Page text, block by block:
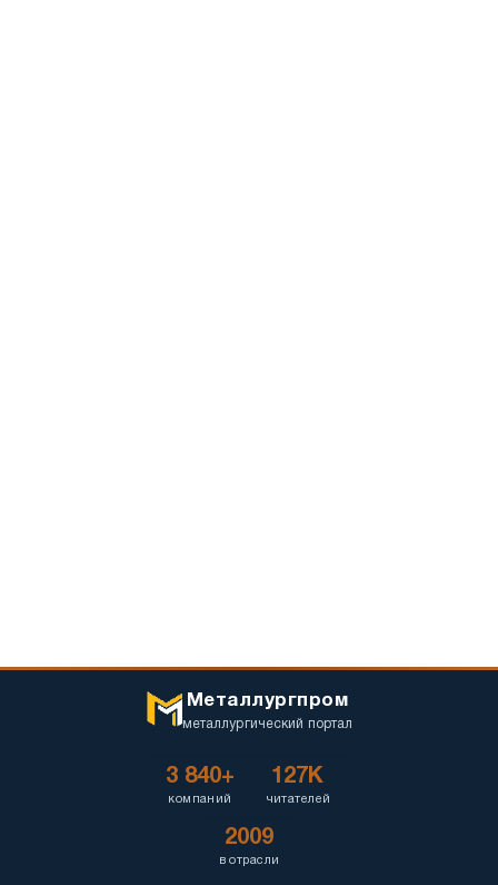
Металлургпром
металлургический портал
3 840+
компаний
127K
читателей
2009
в отрасли